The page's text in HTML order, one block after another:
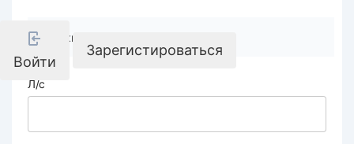
Войти
Зарегистироваться
Реквизиты компании
Л/с